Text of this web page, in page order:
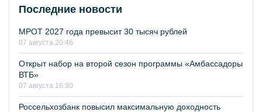
Последние новости
МРОТ 2027 года превысит 30 тысяч рублей
07 августа 20:46
Открыт набор на второй сезон программы «Амбассадоры
ВТБ»
07 августа 16:30
Россельхозбанк повысил максимальную доходность